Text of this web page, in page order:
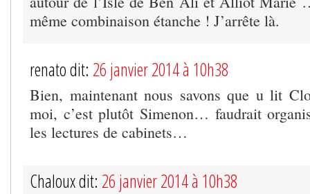
même combinaison étanche ! J’arrête là.
renato dit: 26 janvier 2014 à 10h38
Bien, maintenant nous savons que u lit
moi, c’est plutôt Simenon… faudrait
les lectures de cabinets…
Chaloux dit: 26 janvier 2014 à 10h38